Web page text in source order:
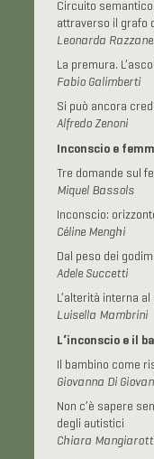
Circuito
attraverso il grafo
Leonarda
La premura.
Fabio Galimberti
Si può ancora
Alfredo Zenoni
Inconscio e
Tre domande sul
Miquel Bassols
Inconscio:
Céline Menghi
Dal peso dei
Adele Succetti
L’alterità interna
Luisella Mambrini
L‘inconscio e il
Il bambino come
Giovanna Di
Non c’è sapere
degli autistici
Chiara